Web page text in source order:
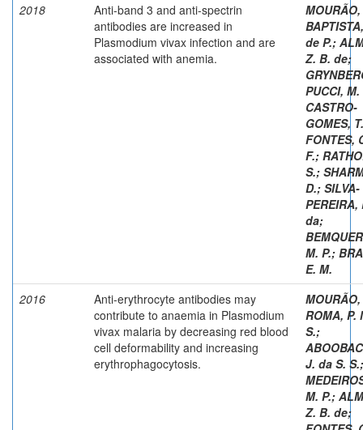
2018
Anti-band 3 and anti-spectrin
antibodies are increased in
Plasmodium vivax infection and are
associated with anemia.
de P.;
Z. B. de;
PUCCI, M.
CASTRO-
GOMES, T.
FONTES,
F.;
S.;
D.; SILVA-
PEREIRA,
da;
M. P.;
E. M.
2016
Anti-erythrocyte antibodies may
contribute to anaemia in Plasmodium
vivax malaria by decreasing red blood
cell deformability and increasing
erythrophagocytosis.
ROMA, P.
S.;
J. da S. S.;
M. P.;
Z. B. de;